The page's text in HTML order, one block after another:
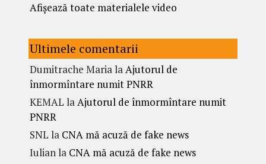
Afișează toate materialele video
Ultimele comentarii
Dumitrache MarialaAjutorul de
înmormîntare numit PNRR
KEMAL laAjutorul de înmormîntare numit
PNRR
SNL la CNA mă acuză de fake news
Iulianla CNA mă acuză de fake news